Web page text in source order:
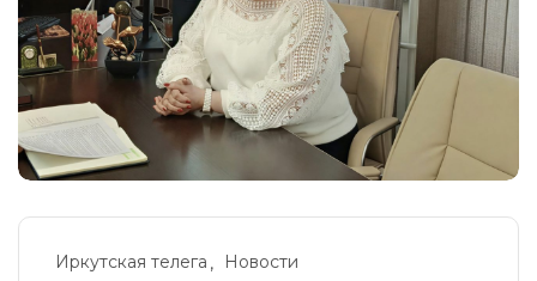
Иркутская телега Новости